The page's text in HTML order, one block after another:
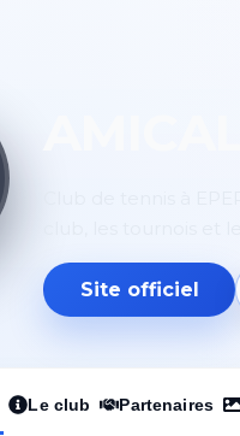
Site officiel
Le club Partenaires